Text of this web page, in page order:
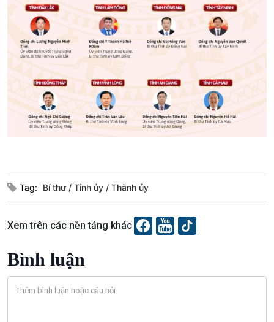
Xã hội
Tin Đời sống & Xã hội
360 độ Sức khỏe
Chuyển đổi Xanh
Tài nguyên và Môi trường
Chuyên gia của bạn
Xã hội chuyển động
Bước chân đến trường
Khoa học & Công nghệ
Tin Khoa học & Công nghệ
Kết nối công nghệ
Văn hoá & Du lịch
Chát với người nổi tiếng
Câu chuyện Thể thao
Multimedia
Tag: Bí thư Tỉnh ủy Thành ủy
Xem trên các nền tảng khác
Bình luận